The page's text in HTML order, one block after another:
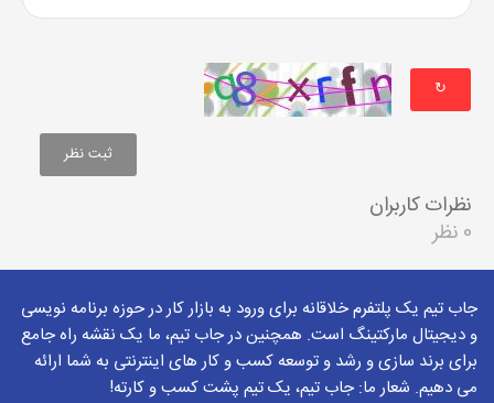
↻
نظرات کاربران
0 نظر
جاب تیم یک پلتفرم خلاقانه برای ورود به بازار کار در حوزه برنامه نویسی
و دیجیتال مارکتینگ است. همچنین در جاب تیم، ما یک نقشه راه جامع
برای برند سازی و رشد و توسعه کسب و کار های اینترنتی به شما ارائه
می دهیم. شعار ما: جاب تیم، یک تیم پشت کسب و کارته!